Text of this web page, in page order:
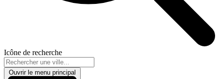
Icône de recherche
Ouvrir le menu principal